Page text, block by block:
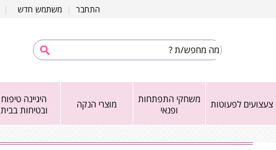
התחבר משתמש חדש
צעצועים לפעוטות
משחקי התפתחות
ופנאי
מוצרי הנקה
היגיינה טיפוח
ובטיחות בבית